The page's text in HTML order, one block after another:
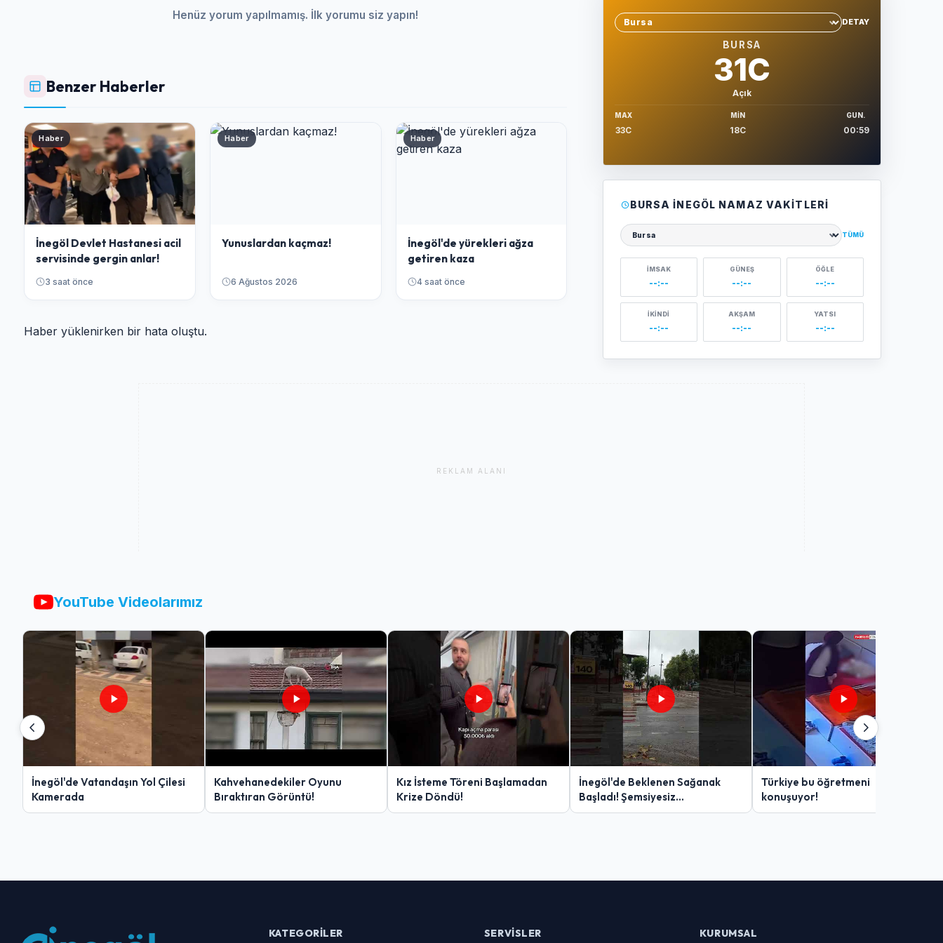
Henüz yorum yapılmamış. İlk yorumu siz yapın!
Benzer Haberler
Haber
İnegöl Devlet Hastanesi acil
servisinde gergin anlar!
3 saat önce
Haber
Yunuslardan kaçmaz!
6 Ağustos 2026
Haber
İnegöl'de yürekleri ağza
getiren kaza
4 saat önce
Haber yüklenirken bir hata oluştu.
Sehir sec
DETAY
BURSA
31C
Açık
MAX
33C
MIN
18C
GUN.
00:59
BURSA İNEGÖL NAMAZ VAKITLERI
Şehir seçin
TÜMÜ
İMSAK
--:--
GÜNEŞ
--:--
ÖĞLE
--:--
İKINDI
--:--
AKŞAM
--:--
YATSI
--:--
REKLAM ALANI
YouTube Videolarımız
İnegöl'de Vatandaşın Yol Çilesi
Kamerada
Kahvehanedekiler Oyunu
Bıraktıran Görüntü!
Kız İsteme Töreni Başlamadan
Krize Döndü!
İnegöl'de Beklenen Sağanak
Başladı! Şemsiyesiz
Yakalananlar Zor Anlar Yaşadı
Türkiye bu öğretmeni
konuşuyor!
KATEGORILER SERVISLER KURUMSAL